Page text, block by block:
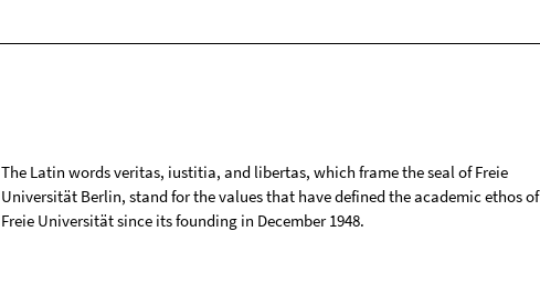
The Latin words veritas, iustitia, and libertas, which frame the seal of Freie
Universität Berlin, stand for the values that have defined the academic ethos of
Freie Universität since its founding in December 1948.